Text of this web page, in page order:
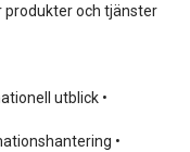
produkter och tjänster
utblick •
•